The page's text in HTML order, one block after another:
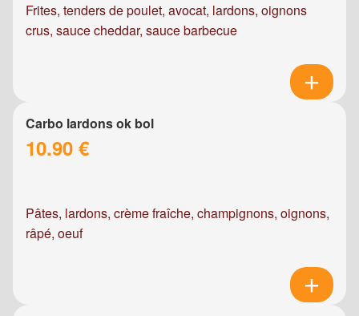
Frites, tenders de poulet, avocat, lardons, oignons
crus, sauce cheddar, sauce barbecue
Carbo lardons ok bol
10.90 €
Pâtes, lardons, crème fraîche, champignons, oignons,
râpé, oeuf